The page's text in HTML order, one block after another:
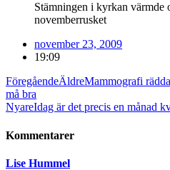
Stämningen i kyrkan värmde
novemberrusket
november 23, 2009
19:09
FöregåendeÄldreMammografi
må bra
NyareIdag är det precis en månad
Kommentarer
Lise Hummel